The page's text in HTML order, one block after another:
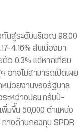
นสู่ระดับบริเวณ 98.00
4.16% สืบเนื่องมา
ว 0.3% แต่หากเทียบ
อาจไม่สามารถเปิดเผย
หน่วยงานของรัฐบาล
ระหว่างปธน.ทรัมป์-
มขึ้น 50,000 ตำแหน่ง
ทางด้านกองทุน SPDR